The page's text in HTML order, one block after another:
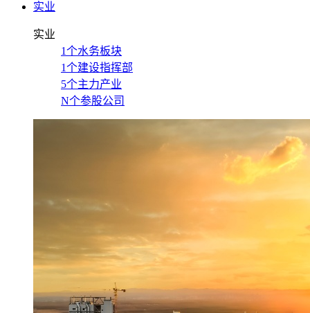
实业
实业
1个水务板块
1个建设指挥部
5个主力产业
N个参股公司